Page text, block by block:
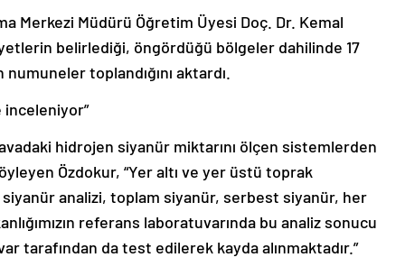
Merkezi Müdürü Öğretim Üyesi Doç. Dr. Kemal
belirlediği, öngördüğü bölgeler dahilinde 17
toplandığını aktardı.
hidrojen siyanür miktarını ölçen sistemlerden
Özdokur, “Yer altı ve yer üstü toprak
analizi, toplam siyanür, serbest siyanür, her
referans laboratuvarında bu analiz sonucu
tarafından da test edilerek kayda alınmaktadır.”